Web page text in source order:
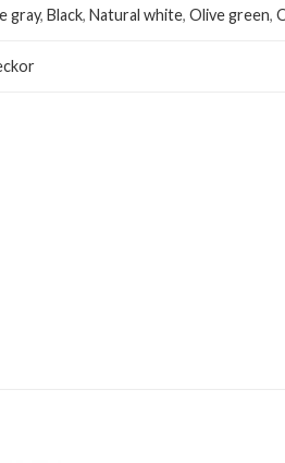
gray,Black,Natural white,Olive green,